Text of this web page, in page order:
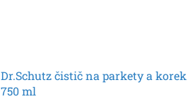
Dr.Schutz čistič na parkety a korek
750 ml